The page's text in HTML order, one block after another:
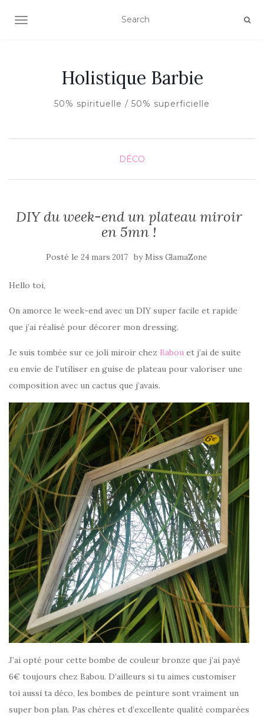
AFFICHER/MASQUER LA NAVIGATION
Holistique Barbie
50% spirituelle / 50% superficielle
DÉCO
DIY du week-end un plateau miroir
en 5mn !
Posté le 24 mars 2017 by Miss GlamaZone
Hello toi,
On amorce le week-end avec un DIY super facile et rapide
que j’ai réalisé pour décorer mon dressing.
Je suis tombée sur ce joli miroir chez Babou et j’ai de suite
eu envie de l’utiliser en guise de plateau pour valoriser une
composition avec un cactus que j’avais.
J’ai opté pour cette bombe de couleur bronze que j’ai payé
6€ toujours chez Babou. D’ailleurs si tu aimes customiser
toi aussi ta déco, les bombes de peinture sont vraiment un
super bon plan. Pas chères et d’excellente qualité comparées